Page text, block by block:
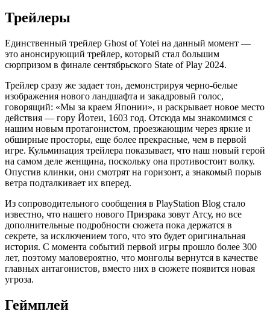
Трейлеры
Единственный трейлер Ghost of Yotei на данный момент —
это анонсирующий трейлер, который стал большим
сюрпризом в финале сентябрьского State of Play 2024.
Трейлер сразу же задает тон, демонстрируя черно-белые
изображения нового ландшафта и закадровый голос,
говорящий: «Мы за краем Японии», и раскрывает новое место
действия — гору Йотеи, 1603 год. Отсюда мы знакомимся с
нашим новым протагонистом, проезжающим через яркие и
обширные просторы, еще более прекрасные, чем в первой
игре. Кульминация трейлера показывает, что наш новый герой
на самом деле женщина, поскольку она противостоит волку.
Опустив клинки, они смотрят на горизонт, а знакомый порыв
ветра подталкивает их вперед.
Из сопроводительного сообщения в PlayStation Blog стало
известно, что нашего нового Призрака зовут Атсу, но все
дополнительные подробности сюжета пока держатся в
секрете, за исключением того, что это будет оригинальная
история. С момента событий первой игры прошло более 300
лет, поэтому маловероятно, что монголы вернутся в качестве
главных антагонистов, вместо них в сюжете появится новая
угроза.
Геймплей